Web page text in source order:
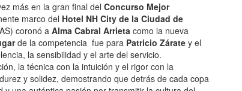
más en la gran final del Concurso Mejor
marco del Hotel NH City de la Ciudad de
coronó aAlma Cabral Arrietacomo la nueva
de la competencia fue para Patricio Zárate y el
la sensibilidad y el arte del servicio.
la técnica con la intuición y el rigor con la
y solidez, demostrando que detrás de cada copa